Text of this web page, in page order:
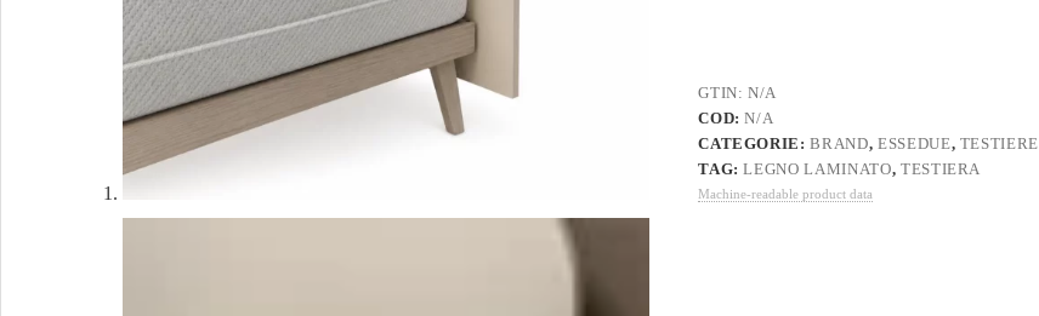
GTIN: N/A
COD:N/A
CATEGORIE:BRAND, ESSEDUE, TESTIERE
TAG:LEGNO LAMINATO, TESTIERA
Machine-readable product data